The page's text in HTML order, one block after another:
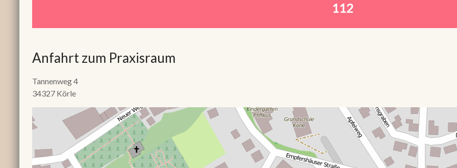
112
Anfahrt zum Praxisraum
Tannenweg 4
34327 Körle